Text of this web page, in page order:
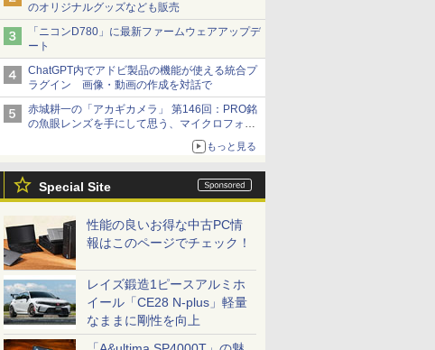
のオリジナルグッズなども販売
「ニコンD780」に最新ファームウェアアップデ
ート
ChatGPT内でアドビ製品の機能が使える統合プ
ラグイン 画像・動画の作成を対話で
赤城耕一の「アカギカメラ」 第146回：PRO銘
の魚眼レンズを手にして思う、マイクロフォー
もっと見る
Special Site
性能の良いお得な中古PC情
報はこのページでチェック！
レイズ鍛造1ピースアルミホ
イール「CE28 N-plus」軽量
なままに剛性を向上